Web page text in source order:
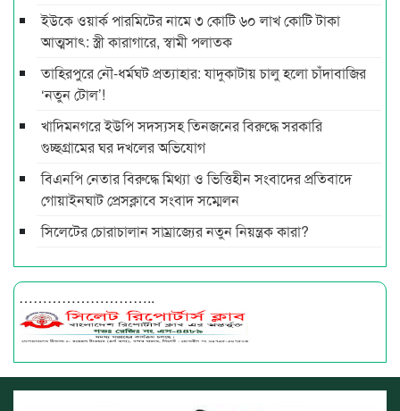
ইউকে ওয়ার্ক পারমিটের নামে ৩ কোটি ৬০ লাখ কোটি টাকা
আত্মসাৎ: স্ত্রী কারাগারে, স্বামী পলাতক
তাহিরপুরে নৌ-ধর্মঘট প্রত্যাহার: যাদুকাটায় চালু হলো চাঁদাবাজির
‘নতুন টোল’!
খাদিমনগরে ইউপি সদস্যসহ তিনজনের বিরুদ্ধে সরকারি
গুচ্ছগ্রামের ঘর দখলের অভিযোগ
বিএনপি নেতার বিরুদ্ধে মিথ্যা ও ভিত্তিহীন সংবাদের প্রতিবাদে
গোয়াইনঘাট প্রেসক্লাবে সংবাদ সম্মেলন
সিলেটের চোরাচালান সাম্রাজ্যের নতুন নিয়ন্ত্রক কারা?
………………………..